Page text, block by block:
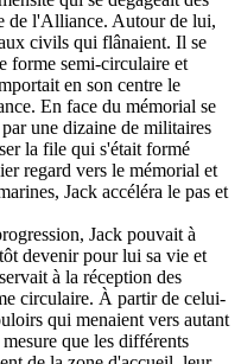
de l'Alliance. Autour de lui,
civils qui flânaient. Il se
forme semi-circulaire et
en son centre le
En face du mémorial se
une dizaine de militaires
la file qui s'était formé
regard vers le mémorial et
Jack accéléra le pas et
Jack pouvait à
devenir pour lui sa vie et
à la réception des
circulaire. À partir de celui-
qui menaient vers autant
que les différents